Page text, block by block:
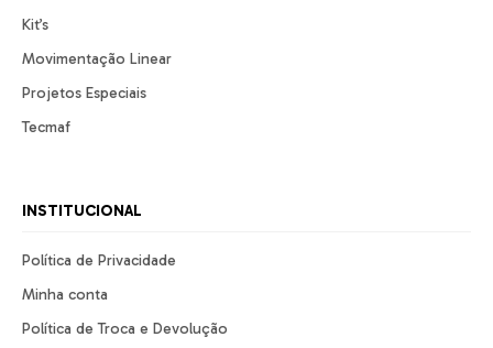
Kit’s
Movimentação Linear
Projetos Especiais
Tecmaf
INSTITUCIONAL
Política de Privacidade
Minha conta
Política de Troca e Devolução